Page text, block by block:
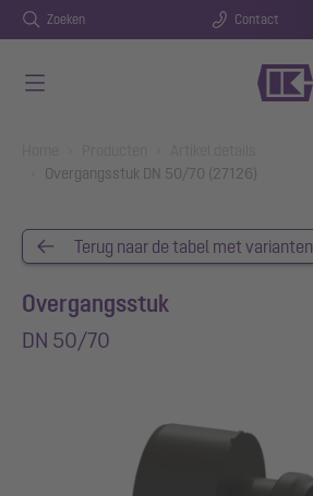
Zoeken Contact
Overgangsstuk DN 50/70 (27126)
Terug naar de tabel met varianten
Overgangsstuk
DN 50/70